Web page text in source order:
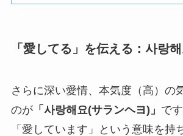
「愛してる」を伝える：사랑
さらに深い愛情、本気度（高）の
のが「사랑해요(サランヘヨ)」 で
「愛しています」という意味を持